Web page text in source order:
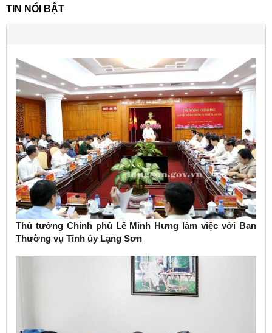
TIN NỔI BẬT
Thủ tướng Chính phủ Lê Minh Hưng làm việc với Ban
Thường vụ Tỉnh ủy Lạng Sơn